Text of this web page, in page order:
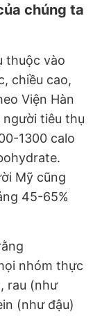
chúng ta
thuộc vào
chiều cao,
Viện Hàn
người tiêu thụ
1300 calo
Mỹ cũng
45-65%
nhóm thực
rau (như
(như đậu)